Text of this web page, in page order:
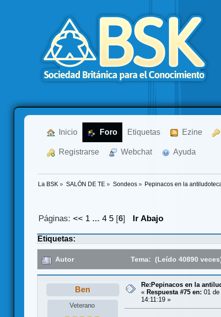
Inicio Foro Etiquetas Ezine
Registrarse Webchat Ayuda
La BSK » SALÓN DE TE » Sondeos» Pepinacos en la
Páginas:<< 1 ...4 5 [6] Ir Abajo
Etiquetas:
Autor Tema: (Leído 40890
Ben
Veterano
Re:Pepinacos en la
« Respuesta #75 en: 01 de
14:11:19 »